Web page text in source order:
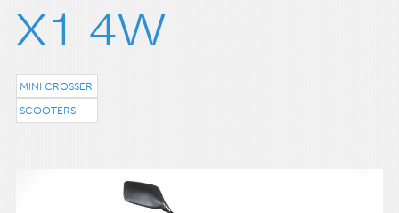
X1 4W
MINI CROSSER
SCOOTERS